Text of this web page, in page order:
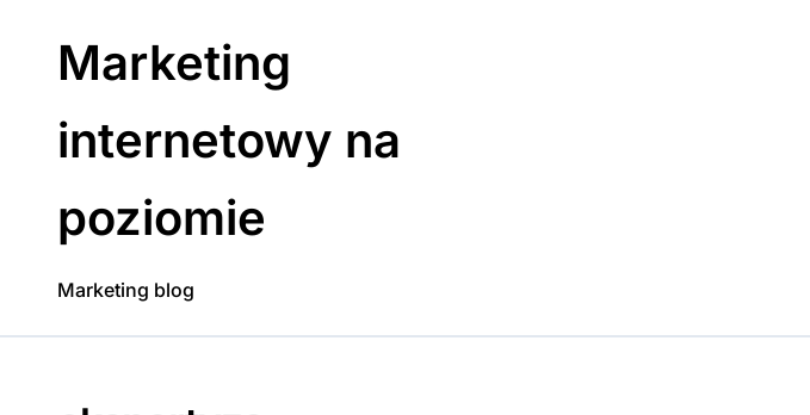
Marketing
internetowy na
poziomie
Marketing blog